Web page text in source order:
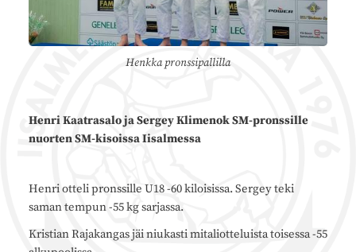
Henkka pronssipallilla
Henri Kaatrasalo ja Sergey Klimenok SM-pronssille
nuorten SM-kisoissa Iisalmessa
Henri otteli pronssille U18 -60 kiloisissa. Sergey teki
saman tempun -55 kg sarjassa.
Kristian Rajakangas jäi niukasti mitaliotteluista toisessa -55